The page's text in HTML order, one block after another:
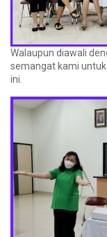
Walaupun diawali
semangat kami
ini.